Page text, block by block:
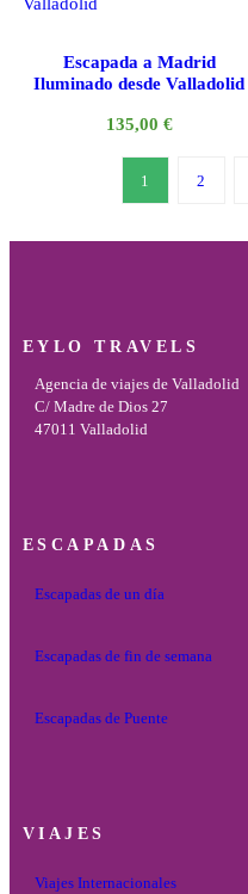
Escapada a Madrid
Iluminado desde Valladolid
135,00 €
1 2
EYLO TRAVELS
Agencia de viajes de Valladolid
C/ Madre de Dios 27
47011 Valladolid
ESCAPADAS
Escapadas de un día
Escapadas de fin de semana
Escapadas de Puente
VIAJES
Viajes Internacionales